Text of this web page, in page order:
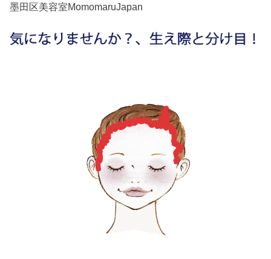
墨田区美容室MomomaruJapan